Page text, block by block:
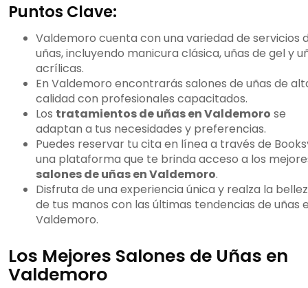
Puntos Clave:
Valdemoro cuenta con una variedad de servicios
uñas, incluyendo manicura clásica, uñas de gel y
acrílicas.
En Valdemoro encontrarás salones de uñas de
calidad con profesionales capacitados.
Los tratamientos de uñas en Valdemoro se
adaptan a tus necesidades y preferencias.
Puedes reservar tu cita en línea a través de
una plataforma que te brinda acceso a los
salones de uñas en Valdemoro.
Disfruta de una experiencia única y realza la
de tus manos con las últimas tendencias de uñas
Valdemoro.
Los Mejores Salones de Uñas en
Valdemoro